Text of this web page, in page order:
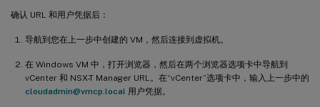
确认 URL 和用户凭据后：
导航到您在上一步中创建的 VM，然后连接到虚拟机。
在 Windows VM 中，打开浏览器，然后在两个浏览器选项卡中导航到
vCenter 和 NSX-T Manager URL。在“vCenter”选项卡中，输入上一步中的
cloudadmin@vmcp.local 用户凭据。